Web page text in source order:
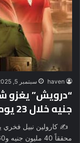
haven سبتمبر 5, 2025
جنيه خلال 23 يوماً
✍️ كارولين نبيل فخري
محققاً 40 مليون جنيه و860 ألفاً منذ إنطلاقه…